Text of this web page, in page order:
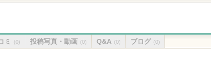
ミ (0) 投稿写真・動画 (0) Q&A (0) ブログ (0)